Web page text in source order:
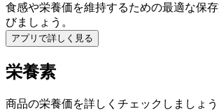
食感や栄養価を維持するための最適な保
びましょう。
アプリで詳しく見る
栄養素
商品の栄養価を詳しくチェックしましょう